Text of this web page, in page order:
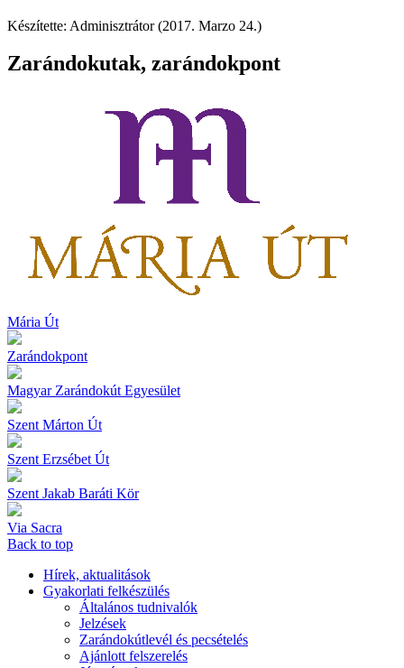
Készítette: Adminisztrátor (2017. Marzo 24.)
Zarándokutak, zarándokpont
Mária Út
Zarándokpont
Magyar Zarándokút Egyesület
Szent Márton Út
Szent Erzsébet Út
Szent Jakab Baráti Kör
Via Sacra
Back to top
Hírek, aktualitások
Gyakorlati felkészülés
Általános tudnivalók
Jelzések
Zarándokútlevél és pecsételés
Ajánlott felszerelés